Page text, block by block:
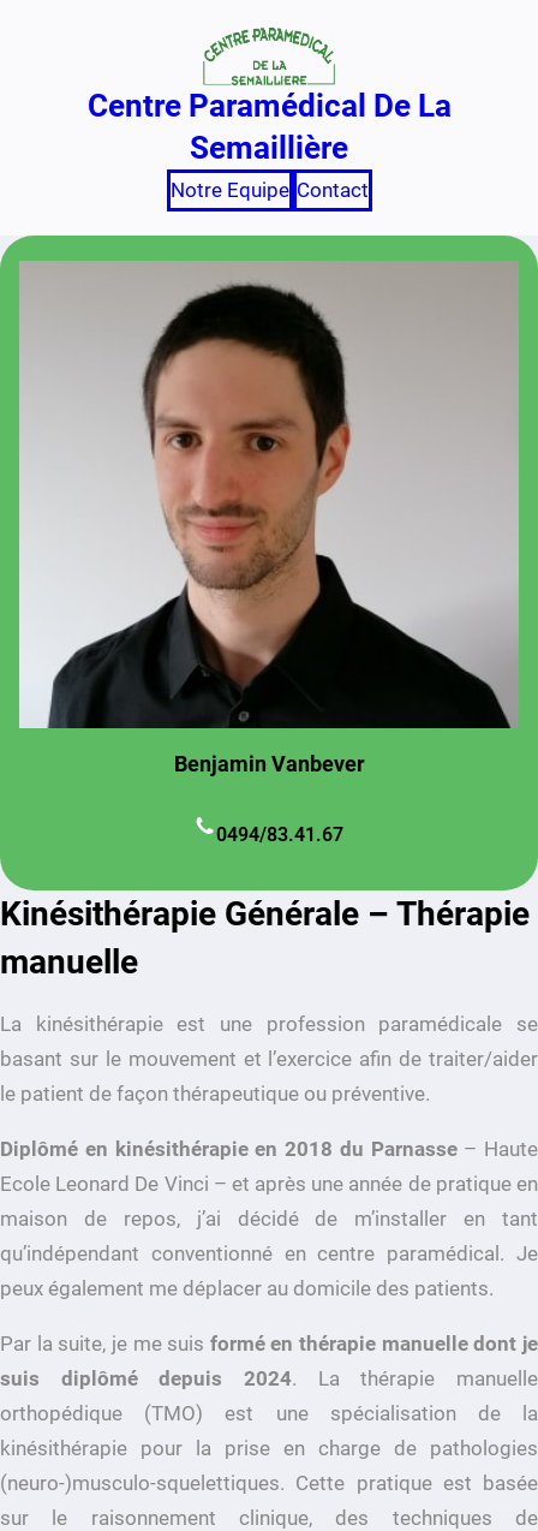
Centre Paramédical De La
Semaillière
Notre Equipe Contact
Benjamin Vanbever
0494/83.41.67
Kinésithérapie Générale – Thérapie
manuelle
La kinésithérapie est une profession paramédicale se
basant sur le mouvement et l’exercice afin de traiter/aider
le patient de façon thérapeutique ou préventive.
Diplômé en kinésithérapie en 2018 du Parnasse– Haute
Ecole Leonard De Vinci – et après une année de pratique en
maison de repos, j’ai décidé de m’installer en tant
qu’indépendant conventionné en centre paramédical. Je
peux également me déplacer au domicile des patients.
Par la suite, je me suis formé en thérapie manuelle dont je
suis diplômé depuis 2024. La thérapie manuelle
orthopédique (TMO) est une spécialisation de la
kinésithérapie pour la prise en charge de pathologies
(neuro-)musculo-squelettiques. Cette pratique est basée
sur le raisonnement clinique, des techniques de